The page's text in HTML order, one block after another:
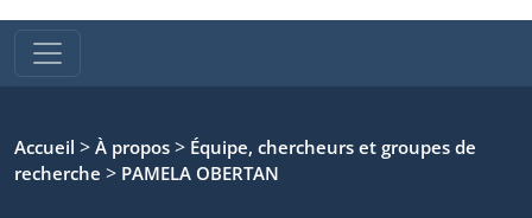
Accueil > À propos > Équipe, chercheurs et groupes de
recherche > PAMELA OBERTAN